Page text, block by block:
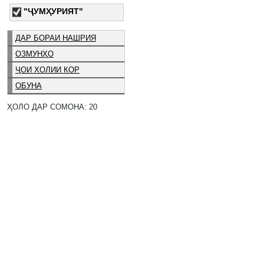
"ҶУМҲУРИЯТ"
ДАР БОРАИ НАШРИЯ
ОЗМУНҲО
ҶОИ ХОЛИИ КОР
ОБУНА
ҲОЛО ДАР СОМОНА: 20